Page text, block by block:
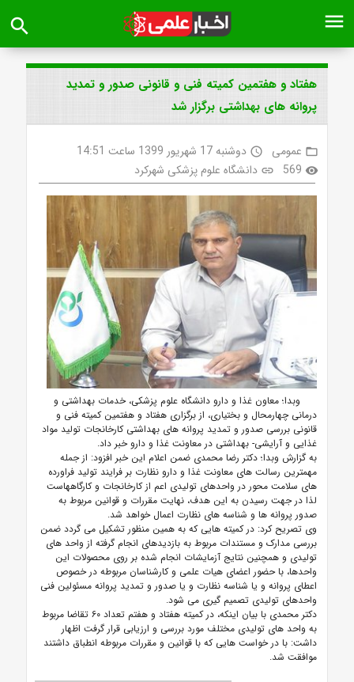
menu
search
هفتاد و هفتمین کمیته فنی و قانونی صدور و تمدید
پروانه های بهداشتی برگزار شد
folder_open عمومی access_time دوشنبه 17 شهریور 1399 ساعت 14:51
visibility
569
link دانشگاه علوم پزشکی شهرکرد
وبدا؛ معاون غذا و دارو دانشگاه علوم پزشکی، خدمات بهداشتی و
درمانی چهارمحال و بختیاری، از برگزاری هفتاد و هفتمین کمیته فنی و
قانونی بررسی صدور و تمدید پروانه های بهداشتی کارخانجات تولید مواد
غذایی و آرایشی- بهداشتی در معاونت غذا و دارو خبر داد.
به گزارش وبدا؛ دکتر رضا محمدی ضمن اعلام این خبر افزود: از جمله
مهمترین رسالت های معاونت غذا و دارو نظارت بر فرایند تولید فراورده
های سلامت محور در واحدهای تولیدی اعم از کارخانجات و کارگاههاست
لذا در جهت رسیدن به این هدف، نهایت مقررات و قوانین مربوط به
صدور پروانه ها و شناسه های نظارت اعمال خواهد شد.
وی تصریح کرد: در کمیته هایی که به همین منظور تشکیل می گردد ضمن
بررسی مدارک و مستندات مربوط به بازدیدهای انجام گرفته از واحد های
تولیدی و همچنین نتایج آزمایشات انجام شده بر روی محصولات این
واحدها، با حضور اعضای هیات علمی و کارشناسان مربوطه در خصوص
اعطای پروانه و یا شناسه نظارت و یا صدور و تمدید پروانه مسئولین فنی
واحدهای تولیدی تصمیم گیری می شود.
دکتر محمدی با بیان اینکه، در کمیته هفتاد و هفتم تعداد ۶۰ تقاضا مربوط
به واحد های تولیدی مختلف مورد بررسی و ارزیابی قرار گرفت اظهار
داشت: با در خواست هایی که با قوانین و مقررات مربوطه انطباق داشتند
موافقت شد.